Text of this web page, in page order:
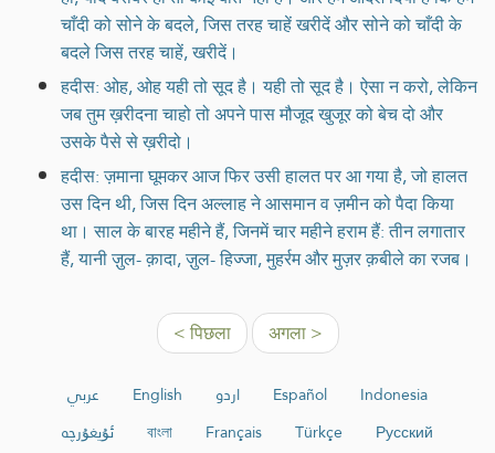
चाँदी को सोने के बदले, जिस तरह चाहें खरीदें और सोने को चाँदी के
बदले जिस तरह चाहें, खरीदें।
हदीस: ओह, ओह यही तो सूद है। यही तो सूद है। ऐसा न करो, लेकिन
जब तुम ख़रीदना चाहो तो अपने पास मौजूद खुजूर को बेच दो और
उसके पैसे से ख़रीदो।
हदीस: ज़माना घूमकर आज फिर उसी हालत पर आ गया है, जो हालत
उस दिन थी, जिस दिन अल्लाह ने आसमान व ज़मीन को पैदा किया
था। साल के बारह महीने हैं, जिनमें चार महीने हराम हैं: तीन लगातार
हैं, यानी ज़ुल- क़ादा, ज़ुल- हिज्जा, मुहर्रम और मुज़र क़बीले का रजब।
< पिछला अगला >
عربي English اردو Español
Indonesia
ئۇيغۇرچە
বাংলা Français Türkçe
Русский